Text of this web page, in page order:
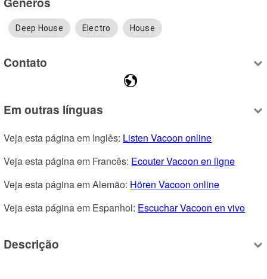
Deep House Electro House
Contato
Em outras línguas
Veja esta página em Inglês: Listen Vacoon online
Veja esta página em Francês: Ecouter Vacoon en ligne
Veja esta página em Alemão: Hören Vacoon online
Veja esta página em Espanhol: Escuchar Vacoon en vivo
Descrição